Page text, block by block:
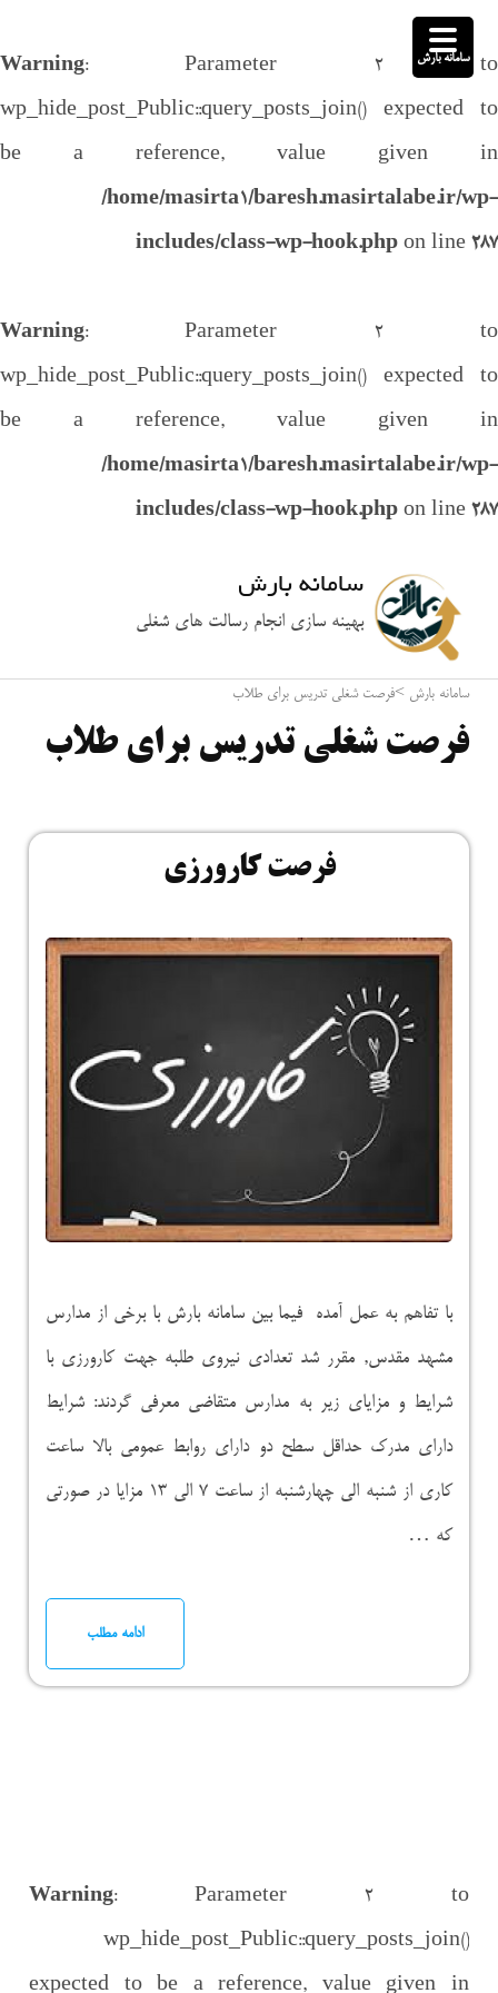
Warning: Parameter 2 to
wp_hide_post_Public::query_posts_join() expected to
be a reference, value given in
/home/masirta1/baresh.masirtalabe.ir/wp-
includes/class-wp-hook.php on line 287
Warning: Parameter 2 to
wp_hide_post_Public::query_posts_join() expected to
be a reference, value given in
/home/masirta1/baresh.masirtalabe.ir/wp-
includes/class-wp-hook.php on line 287
سامانه بارش
بهینه سازی انجام رسالت های شغلی
سامانه بارش >فرصت شغلی تدریس برای طلاب
فرصت شغلی تدریس برای طلاب
فرصت کارورزی
با تفاهم به عمل آمده فیما بین سامانه بارش با برخی از مدارس
مشهد مقدس, مقرر شد تعدادی نیروی طلبه جهت کارورزی با
شرایط و مزایای زیر به مدارس متقاضی معرفی گردند: شرایط
دارای مدرک حداقل سطح دو دارای روابط عمومی بالا ساعت
کاری از شنبه الی چهارشنبه از ساعت ۷ الی ۱۳ مزایا در صورتی
که …
ادامه مطلب
Warning: Parameter 2 to
wp_hide_post_Public::query_posts_join()
expected to be a reference, value given in
سامانه بارش